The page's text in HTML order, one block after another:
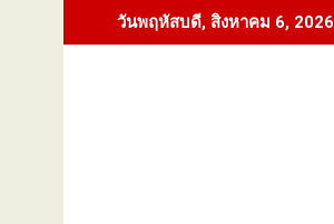
to
วันพฤหัสบดี, สิงหาคม 6, 2026